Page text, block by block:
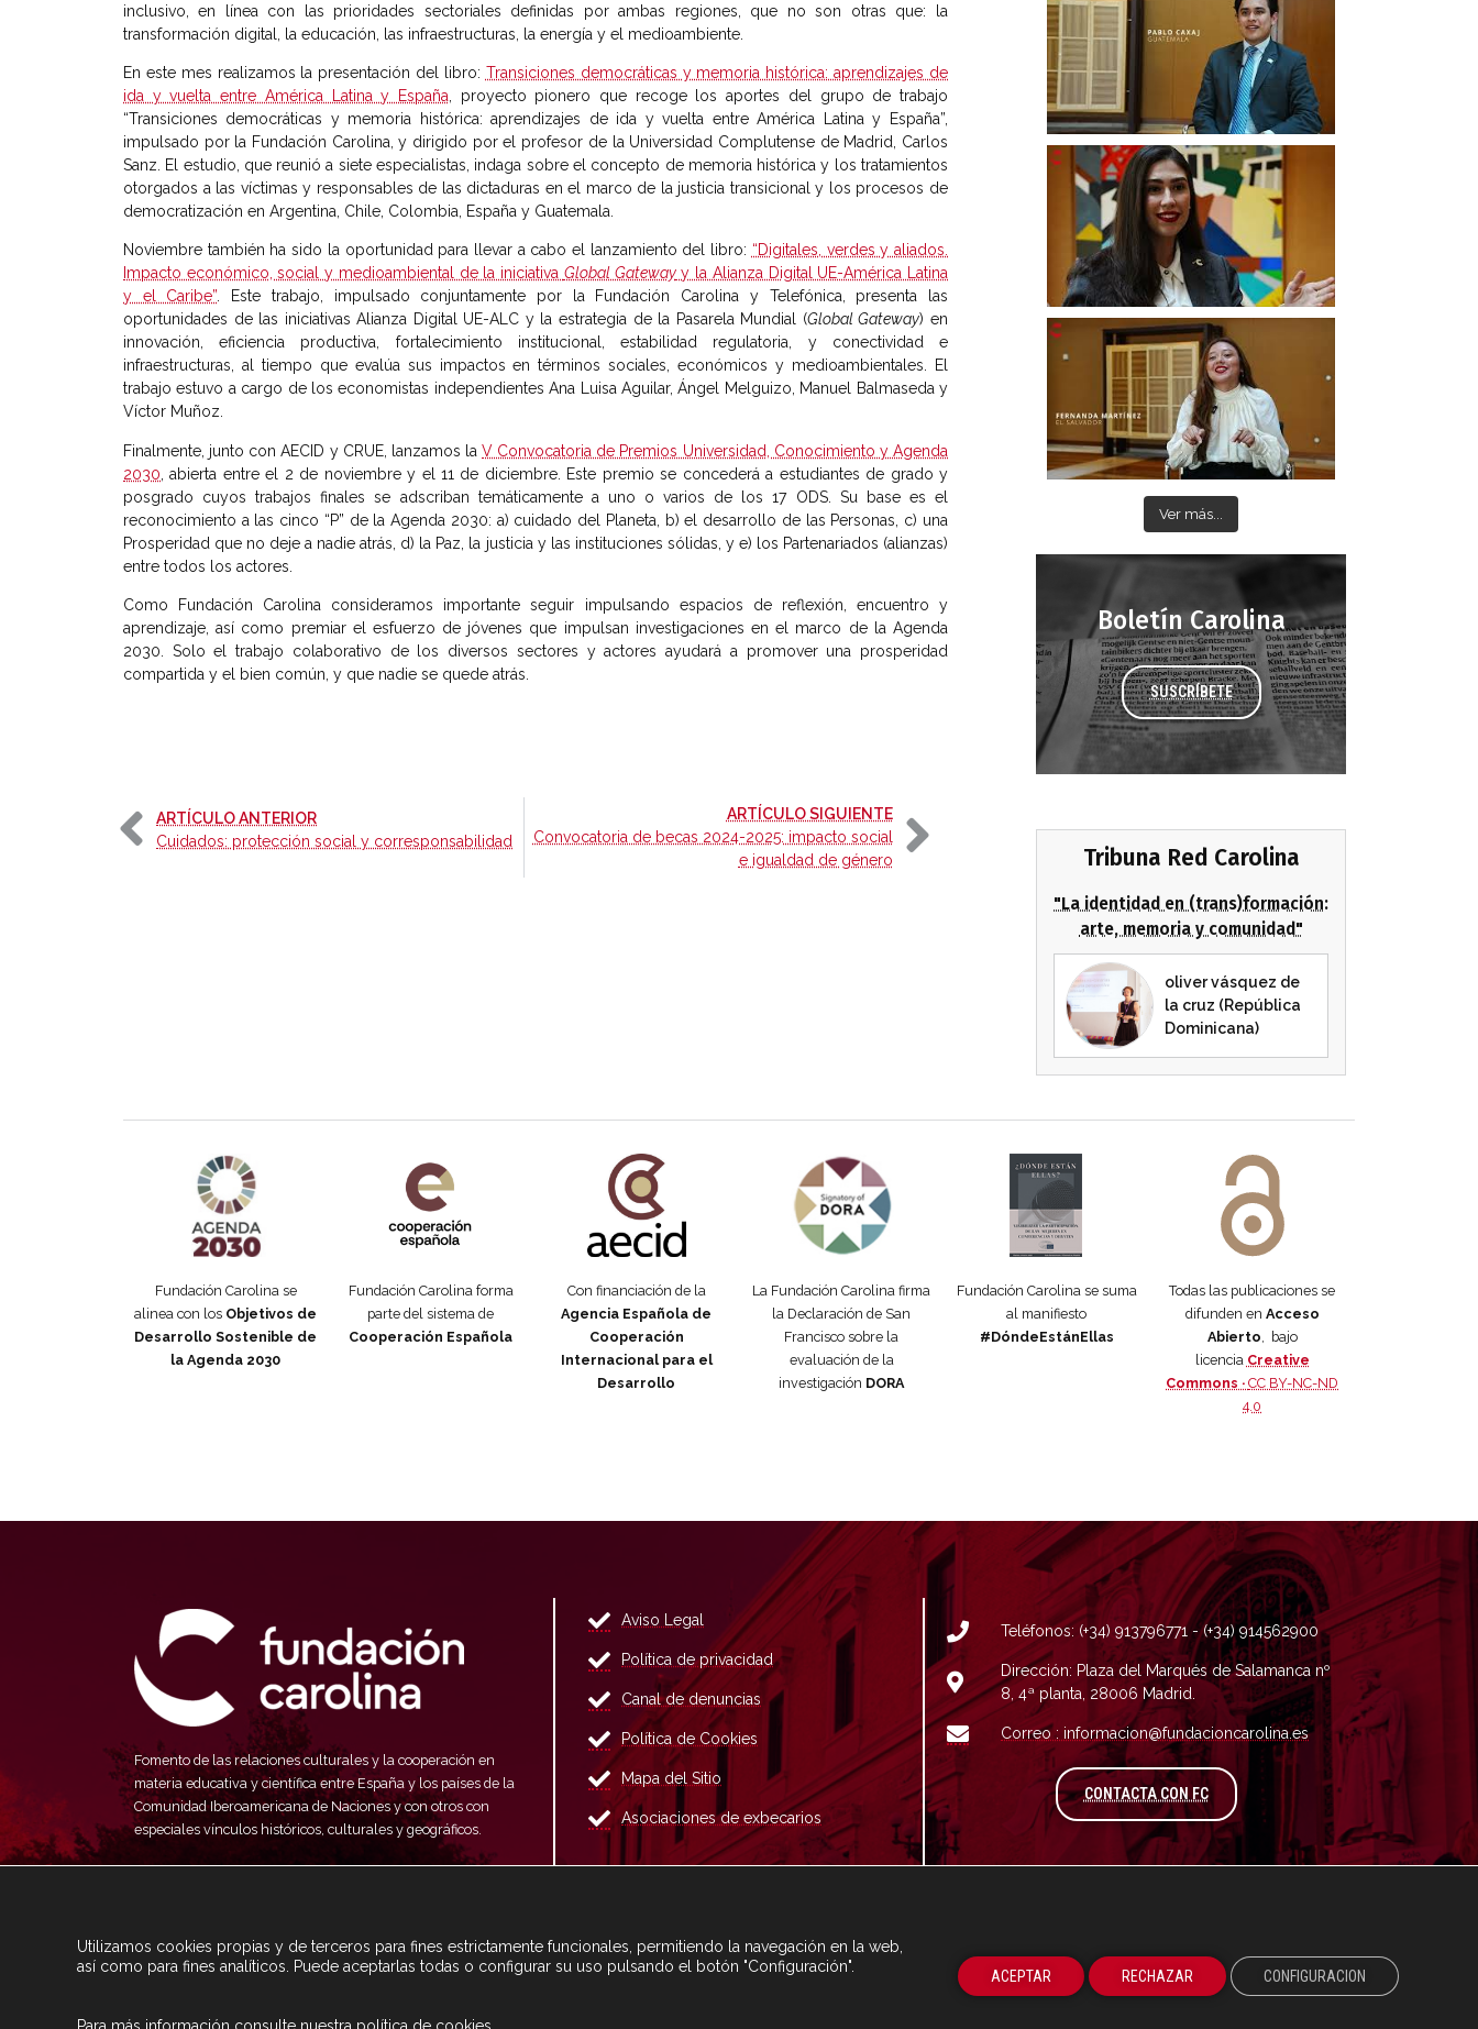
inclusivo, en línea con las prioridades sectoriales definidas por ambas regiones, que no son otras que: la
transformación digital, la educación, las infraestructuras, la energía y el medioambiente.
En este mes realizamos la presentación del libro: Transiciones democráticas y memoria histórica: aprendizajes de
ida y vuelta entre América Latina y España , proyecto pionero que recoge los aportes del grupo de trabajo
“Transiciones democráticas y memoria histórica: aprendizajes de ida y vuelta entre América Latina y España”,
impulsado por la Fundación Carolina, y dirigido por el profesor de la Universidad Complutense de Madrid, Carlos
Sanz. El estudio, que reunió a siete especialistas, indaga sobre el concepto de memoria histórica y los tratamientos
otorgados a las víctimas y responsables de las dictaduras en el marco de la justicia transicional y los procesos de
democratización en Argentina, Chile, Colombia, España y Guatemala.
Noviembre también ha sido la oportunidad para llevar a cabo el lanzamiento del libro: “Digitales, verdes y aliados.
Impacto económico, social y medioambiental de la iniciativa Global Gatewayy la Alianza Digital UE-América Latina
y el Caribe”. Este trabajo, impulsado conjuntamente por la Fundación Carolina y Telefónica, presenta las
oportunidades de las iniciativas Alianza Digital UE-ALC y la estrategia de la Pasarela Mundial (Global Gateway) en
innovación, eficiencia productiva, fortalecimiento institucional, estabilidad regulatoria, y conectividad e
infraestructuras, al tiempo que evalúa sus impactos en términos sociales, económicos y medioambientales. El
trabajo estuvo a cargo de los economistas independientes Ana Luisa Aguilar, Ángel Melguizo, Manuel Balmaseda y
Víctor Muñoz.
Finalmente, junto con AECID y CRUE, lanzamos laV Convocatoria de Premios Universidad, Conocimiento y Agenda
2030 , abierta entre el 2 de noviembre y el 11 de diciembre. Este premio se concederá a estudiantes de grado y
posgrado cuyos trabajos finales se adscriban temáticamente a uno o varios de los 17 ODS. Su base es el
reconocimiento a las cinco “P” de la Agenda 2030: a) cuidado del Planeta, b) el desarrollo de las Personas, c) una
Prosperidad que no deje a nadie atrás, d) la Paz, la justicia y las instituciones sólidas, y e) los Partenariados (alianzas)
entre todos los actores.
Como Fundación Carolina consideramos importante seguir impulsando espacios de reflexión, encuentro y
aprendizaje, así como premiar el esfuerzo de jóvenes que impulsan investigaciones en el marco de la Agenda
2030. Solo el trabajo colaborativo de los diversos sectores y actores ayudará a promover una prosperidad
compartida y el bien común, y que nadie se quede atrás.
ARTÍCULO ANTERIOR-
Cuidados: protección social y corresponsabilidad
ARTÍCULO SIGUIENTE-
Convocatoria de becas 2024-2025: impacto social
e igualdad de género
Ver más...
Boletín Carolina
SUSCRÍBETE
Tribuna Red Carolina
"La identidad en (trans)formación:
arte, memoria y comunidad"
oliver vásquez de
la cruz (República
Dominicana)
Fundación Carolina se
alinea con los Objetivos de
Desarrollo Sostenible de
la Agenda 2030
Fundación Carolina forma
parte del sistema de
Cooperación Española
Con financiación de la
Agencia Española de
Cooperación
Internacional para el
Desarrollo
La Fundación Carolina firma
la Declaración de San
Francisco sobre la
evaluación de la
investigación DORA
Fundación Carolina se suma
al manifiesto
#DóndeEstánEllas
Todas las publicaciones se
difunden en Acceso
Abierto , bajo
licencia Creative
Commons ·CC BY-NC-ND
4.0
Fomento de las relaciones culturales y la cooperación en
materia educativa y científica entre España y los países de la
Comunidad Iberoamericana de Naciones y con otros con
especiales vínculos históricos, culturales y geográficos.
Aviso Legal
Política de privacidad
Canal de denuncias
Política de Cookies
Mapa del Sitio
Asociaciones de exbecarios
Teléfonos: (+34) 913796771 - (+34) 914562900
Dirección: Plaza del Marqués de Salamanca nº
8, 4ª planta, 28006 Madrid.
Correo : informacion@fundacioncarolina.es
CONTACTA CON FCA TRAVÉS DEL FORMULARIO DE
Utilizamos cookies propias y de terceros para fines estrictamente funcionales, permitiendo la navegación en la web,
así como para fines analíticos. Puede aceptarlas todas o configurar su uso pulsando el botón "Configuración".
ACEPTAR RECHAZAR CONFIGURACION